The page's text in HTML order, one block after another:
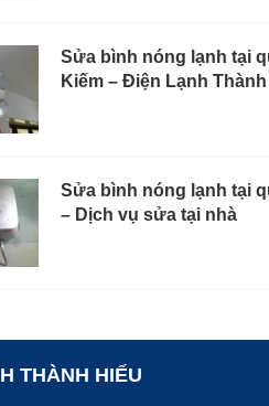
Sửa bình nóng lạnh tại
Kiếm – Điện Lạnh
Sửa bình nóng lạnh tại
– Dịch vụ sửa tại nhà
THÀNH HIẾU